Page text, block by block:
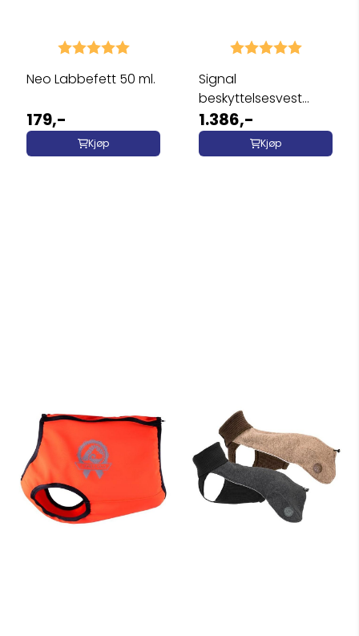
Karakter: 5.0 av 5 mulige
Neo Labbefett 50 ml.
179,-
Kjøp
Karakter: 5.0 av 5
Signal
beskyttelsesvest
hund med ullfór og ...
1.386,-
Kjøp